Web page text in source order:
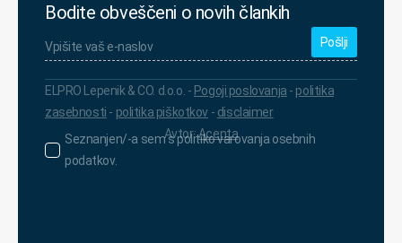
Bodite obveščeni o novih člankih
vaš
e-
*
Seznanjen/-
a
Seznanjen/-a sem s politiko varovanja osebnih
podatkov.
ELPRO Lepenik & CO. d.o.o. - Pogoji poslovanja - politika
zasebnosti - politika piškotkov - disclaimer
Avtor:Acenta